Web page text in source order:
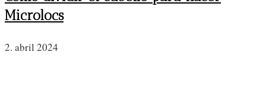
Microlocs
2. abril 2024